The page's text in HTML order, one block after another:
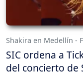
Shakira en Medellín -
SIC ordena a
del concierto de